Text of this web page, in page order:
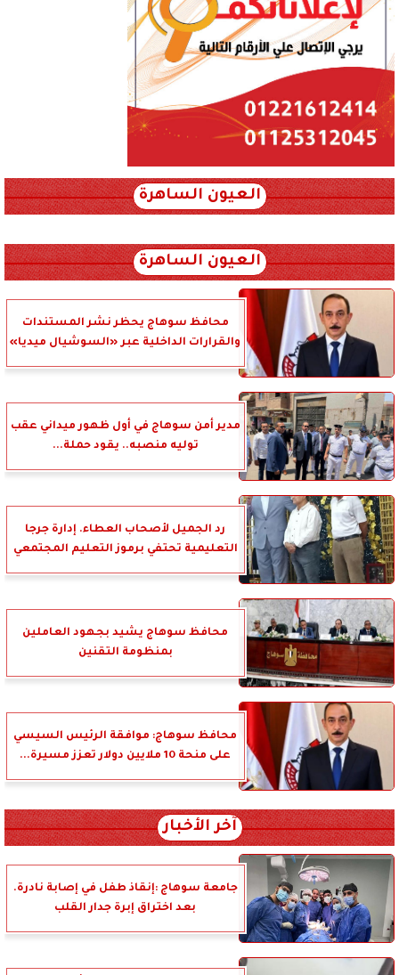
العيون الساهرة
العيون الساهرة
محافظ سوهاج يحظر نشر المستندات
والقرارات الداخلية عبر «السوشيال ميديا»
مدير أمن سوهاج في أول ظهور ميداني عقب
توليه منصبه.. يقود حملة...
رد الجميل لأصحاب العطاء. إدارة جرجا
التعليمية تحتفي برموز التعليم المجتمعي
محافظ سوهاج يشيد بجهود العاملين
بمنظومة التقنين
محافظ سوهاج: موافقة الرئيس السيسي
على منحة 10 ملايين دولار تعزز مسيرة...
آخر الأخبار
جامعة سوهاج :إنقاذ طفل في إصابة نادرة.
بعد اختراق إبرة جدار القلب